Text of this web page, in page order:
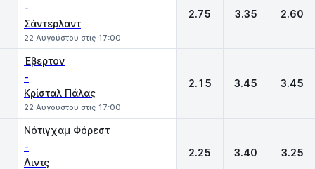
-
Σάντερλαντ
22 Αυγούστου στις 17:00
2.75 3.35 2.60
Έβερτον
-
Κρίσταλ Πάλας
22 Αυγούστου στις 17:00
2.15 3.45 3.45
Νότιγχαμ Φόρεστ
-
Λιντς
2.25 3.40 3.25